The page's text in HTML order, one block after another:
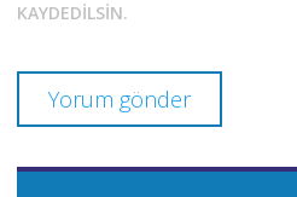
KAYDEDILSIN.